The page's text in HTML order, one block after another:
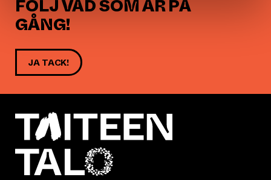
FÖLJ VAD SOM ÄR PÅ
GÅNG!
JA TACK!